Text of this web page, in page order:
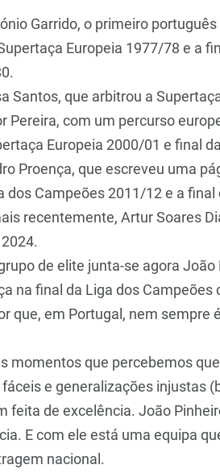
Garrido, o primeiro
Europeia 1977/78 e a
Santos, que arbitrou a
Pereira, com um percurso
Europeia 2000/01 e final
Proença, que escreveu uma
dos Campeões 2011/12 e a final
recentemente, Artur Soares
de elite junta-se agora
na final da Liga dos
que, em Portugal, nem sempre
momentos que percebemos
e generalizações injustas
feita de excelência. João
E com ele está uma equipa
nacional.